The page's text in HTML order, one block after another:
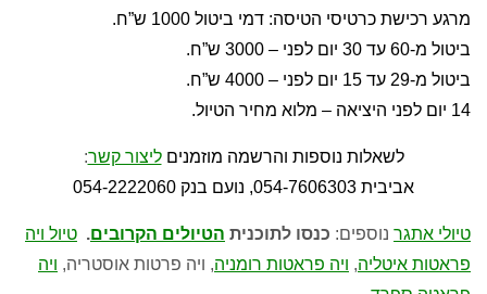
מרגע רכישת כרטיסי הטיסה: דמי ביטול 1000 ש”ח.
ביטול מ-60 עד 30 יום לפני – 3000 ש”ח.
ביטול מ-29 עד 15 יום לפני – 4000 ש”ח.
14 יום לפני היציאה – מלוא מחיר הטיול.
לשאלות נוספות והרשמה מוזמנים ליצור קשר:
אביבית 054-7606303, נועם בנק 054-2222060
טיולי אתגר נוספים: כנסו לתוכנית הטיולים הקרובים. טיול ויה
פראטות איטליה, ויה פראטות רומניה, ויה פרטות אוסטריה, ויה